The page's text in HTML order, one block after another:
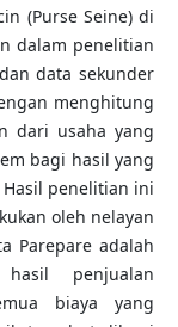
(Purse Seine) di
dalam penelitian
data sekunder
menghitung
dari usaha yang
bagi hasil yang
penelitian ini
oleh nelayan
Parepare adalah
penjualan
biaya yang